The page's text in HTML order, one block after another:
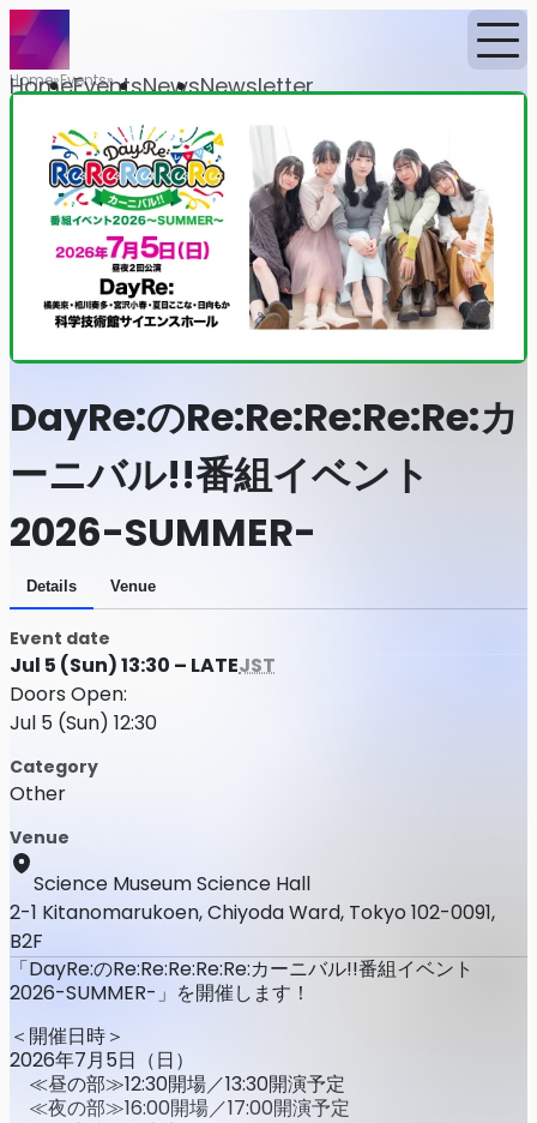
HomeEventsNewsNewsletter
Home Events
DayRe:のRe:Re:Re:Re:Re:カ
ーニバル!!番組イベント
2026-SUMMER-
Details Venue
Event date
Jul 5 (Sun) 13:30 – LATEJST
Doors Open:
Jul 5 (Sun) 12:30
Category
Other
Venue
Science Museum Science Hall
2-1 Kitanomarukoen, Chiyoda Ward, Tokyo 102-0091,
B2F
「DayRe:のRe:Re:Re:Re:Re:カーニバル!!番組イベント
2026-SUMMER-」を開催します！
＜開催日時＞
2026年7月5日（日）
≪昼の部≫12:30開場／13:30開演予定
≪夜の部≫16:00開場／17:00開演予定